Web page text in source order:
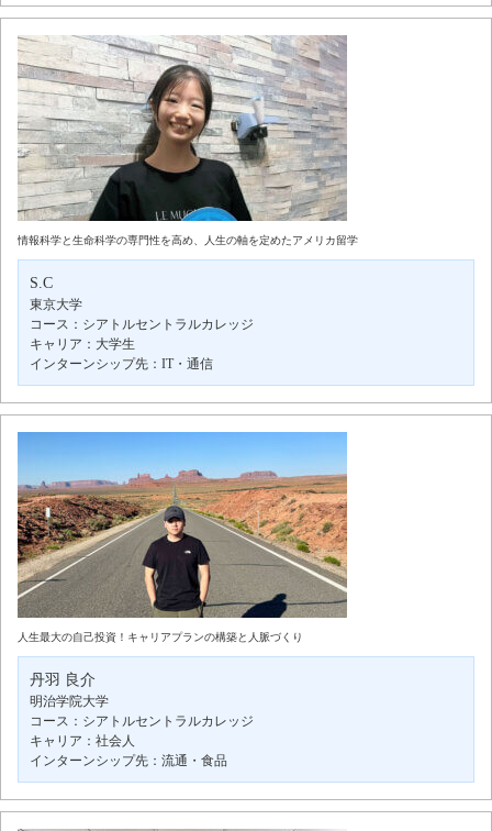
情報科学と生命科学の専門性を高め、人生の軸を定めたアメリカ留学
S.C
東京大学
コース：シアトルセントラルカレッジ
キャリア：大学生
インターンシップ先：IT・通信
人生最大の自己投資！キャリアプランの構築と人脈づくり
丹羽 良介
明治学院大学
コース：シアトルセントラルカレッジ
キャリア：社会人
インターンシップ先：流通・食品